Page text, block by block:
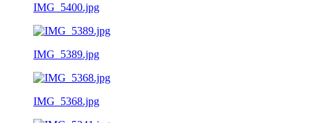
IMG_5400.jpg
IMG_5389.jpg
IMG_5368.jpg